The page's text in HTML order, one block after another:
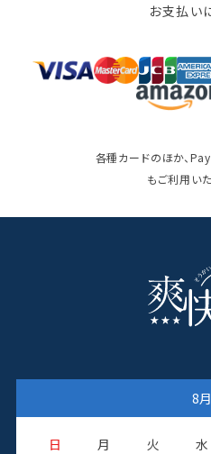
お支払い
各種カードのほか、
もご利用い
8月
日 月 火 水